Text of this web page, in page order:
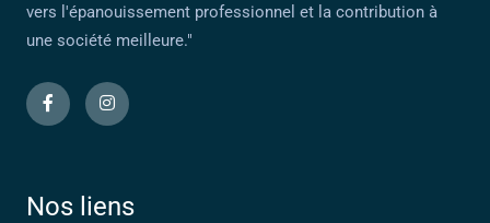
vers l'épanouissement professionnel et la contribution à
une société meilleure."
Nos liens